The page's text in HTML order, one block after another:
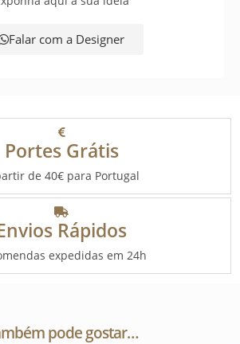
Falar com a Designer
Portes Grátis
de 40€ para Portugal
Rápidos
expedidas em 24h
pode gostar…